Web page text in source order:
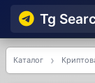
Tg
Каталог